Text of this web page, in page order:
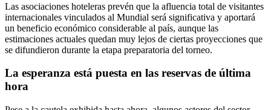
Las asociaciones hoteleras prevén que la afluencia total de visitantes
internacionales vinculados al Mundial será significativa y aportará
un beneficio económico considerable al país, aunque las
estimaciones actuales quedan muy lejos de ciertas proyecciones que
se difundieron durante la etapa preparatoria del torneo.
La esperanza está puesta en las reservas de última
hora